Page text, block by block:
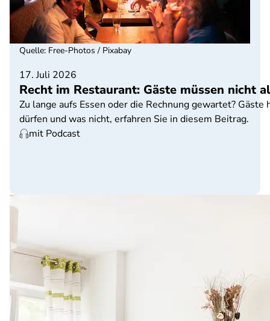
17. Juli 2026
Recht im Restaurant: Gäste müssen nicht
Zu lange aufs Essen oder die Rechnung gewartet?
dürfen und was nicht, erfahren Sie in diesem Beitrag.
mit Podcast
Quelle: Free-Photos / Pixabay